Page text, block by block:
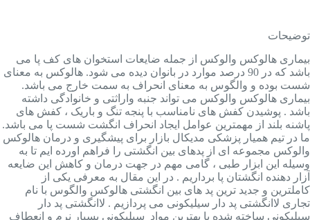
توضیحات
بیماری هالوکس والوکس از جمله ضایعات استخوان های کف پا می
باشد که در 90 درصد موارد در بانوان دیده می شود. هالوکس به معنای
شست بوده و والگوس به معنای انحراف به سمت خارج می باشد.
بیماری هالوکس والوکس می تواند جنبه واراثتی و خانوادگی داشته
باشد . پوشیدن کفش های نامناسب با پنجه تنگ و باریک ، کفش های
پاشنه بلند از مهمترین عوامل ایجاد انحراف انگشت شست پا می باشد.
ما در تیم همیار پزشکی مدیکال بازار برای پیشگیری و درمان هالوکس
والوکس مجموعه ای از پدهای بین انگشتی را فراهم اورده ایم تا به
وسیله این ابزار طبی ، گامی مهم در جهت درمان و کاهش این ضایعه
آزار دهنده انگشتان پا برداریم . در این مقال به معرفی یکی از
کاملترین و جدید ترین پد های بین انگشتی هالوکس والگوس با نام
تجاری لاانگشتی پد دار سیلیکونی می پردازیم . لاانگشتی پد دار
سیلیکونی ساخته شده با بهترین مواد سیلیکونی بسیار نرم و انعطاف